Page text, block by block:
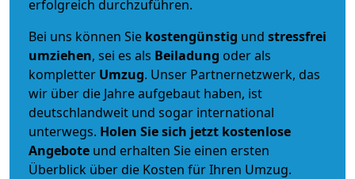
erfolgreich durchzuführen.
Bei uns können Sie kostengünstig und stressfrei
umziehen, sei es als Beiladung oder als
kompletter Umzug. Unser Partnernetzwerk, das
wir über die Jahre aufgebaut haben, ist
deutschlandweit und sogar international
unterwegs. Holen Sie sich jetzt kostenlose
Angebote und erhalten Sie einen ersten
Überblick über die Kosten für Ihren Umzug.